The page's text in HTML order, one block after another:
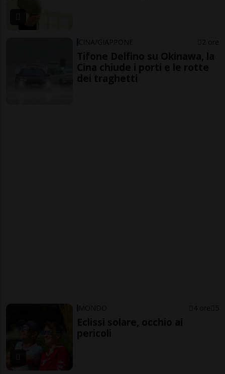
CINA/GIAPPONE 2 ore
Tifone Delfino su Okinawa, la
Cina chiude i porti e le rotte
dei traghetti
MONDO 4 ore 5
Eclissi solare, occhio ai
pericoli